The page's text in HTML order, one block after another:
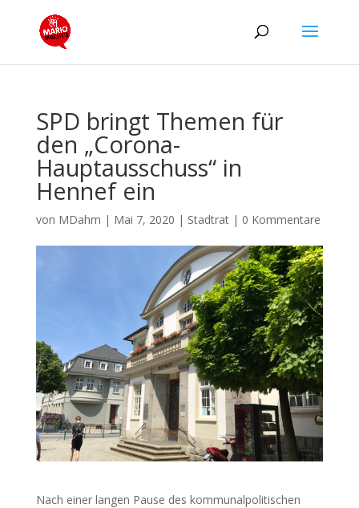
SPD bringt Themen für
den „Corona-
Hauptausschuss“ in
Hennef ein
von MDahm | Mai 7, 2020 | Stadtrat| 0 Kommentare
Nach einer langen Pause des kommunalpolitischen